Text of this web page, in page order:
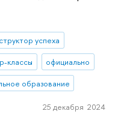
успеха
классы
официально
образование
25 декабря 2024